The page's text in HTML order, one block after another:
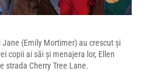
(Emily Mortimer) au crescut și
copii ai săi și menajera lor, Ellen
strada Cherry Tree Lane.